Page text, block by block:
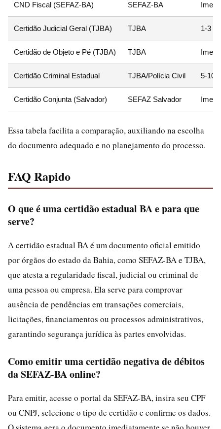
CND Fiscal (SEFAZ-BA) SEFAZ-BA
Certidão Judicial Geral (TJBA) TJBA 1-3
Certidão de Objeto e Pé (TJBA) TJBA
Certidão Criminal Estadual TJBA/Polícia Civil 5-10
Certidão Conjunta (Salvador) SEFAZ Salvador
Essa tabela facilita a comparação, auxiliando na escolha
do documento adequado e no planejamento do processo.
FAQ Rapido
O que é uma certidão estadual BA e para que
serve?
A certidão estadual BA é um documento oficial emitido
por órgãos do estado da Bahia, como SEFAZ-BA e TJBA,
que atesta a regularidade fiscal, judicial ou criminal de
uma pessoa ou empresa. Ela serve para comprovar
ausência de pendências em transações comerciais,
licitações, financiamentos ou processos administrativos,
garantindo segurança jurídica às partes envolvidas.
Como emitir uma certidão negativa de débitos
da SEFAZ-BA online?
Para emitir, acesse o portal da SEFAZ-BA, insira seu CPF
ou CNPJ, selecione o tipo de certidão e confirme os dados.